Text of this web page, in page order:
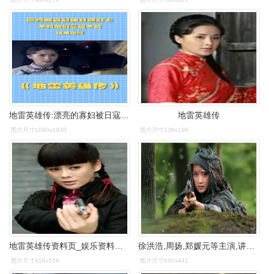
地雷英雄传:漂亮的寡妇被日寇盯上,不料他们意图不轨,结果如何-度小视
图片尺寸1080x1920
地雷英雄传
图片尺寸138x196
图片尺寸416x558 图片尺寸660x441